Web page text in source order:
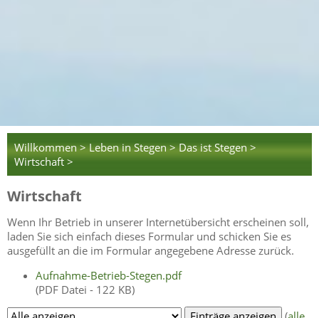
Willkommen > Leben in Stegen > Das ist Stegen >
Wirtschaft >
Wirtschaft
Wenn Ihr Betrieb in unserer Internetübersicht erscheinen soll,
laden Sie sich einfach dieses Formular und schicken Sie es
ausgefüllt an die im Formular angegebene Adresse zurück.
Aufnahme-Betrieb-Stegen.pdf
(PDF Datei - 122 KB)